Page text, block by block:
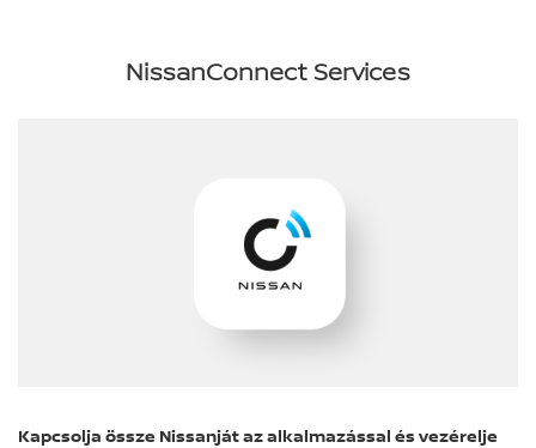
NissanConnect Services
Kapcsolja össze Nissanját az alkalmazással és vezérelje